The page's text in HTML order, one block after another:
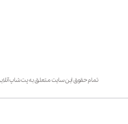
تمام حقوق این سایت متعلق به پت شاپ